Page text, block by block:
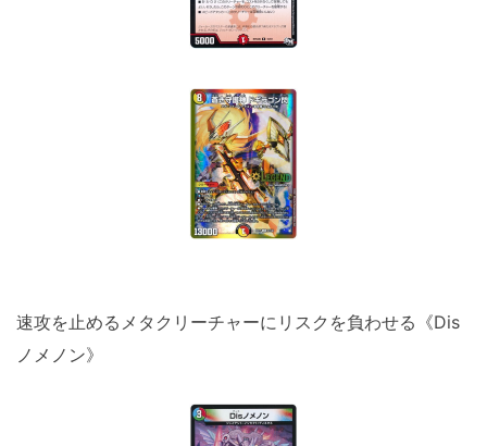
速攻を止めるメタクリーチャーにリスクを負わせる《Dis
ノメノン》